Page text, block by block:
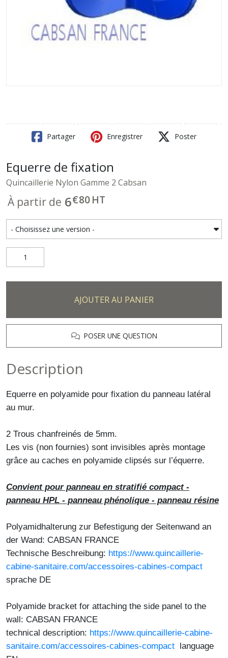
Partager Enregistrer Poster
Equerre de fixation
Quincaillerie Nylon Gamme 2 Cabsan
À partir de 6€80HT
AJOUTER AU PANIER
POSER UNE QUESTION
Description
Equerre en polyamide pour fixation du panneau latéral
au mur.
2 Trous chanfreinés de 5mm.
Les vis (non fournies) sont invisibles après montage
grâce au caches en polyamide clipsés sur l’équerre.
Convient pour panneau en stratifié compact -
panneau HPL - panneau phénolique - panneau résine
Polyamidhalterung zur Befestigung der Seitenwand an
der Wand: CABSAN FRANCE
Technische Beschreibung: https://www.quincaillerie-
cabine-sanitaire.com/accessoires-cabines-compact
sprache DE
Polyamide bracket for attaching the side panel to the
wall: CABSAN FRANCE
technical description: https://www.quincaillerie-cabine-
sanitaire.com/accessoires-cabines-compact language